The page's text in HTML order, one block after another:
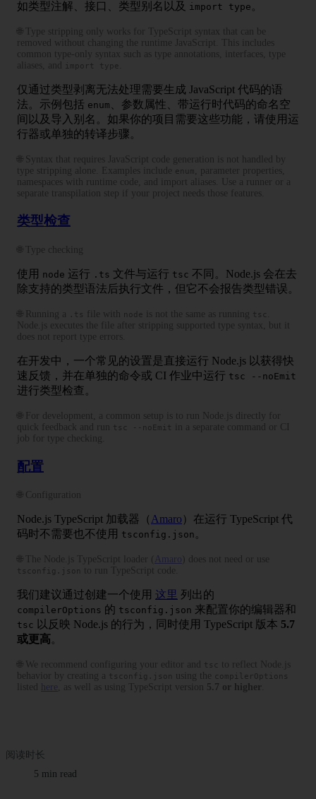
如类型注解、接口、类型别名以及 import type 。
🌐 Type stripping only works for TypeScript syntax that can be
removed without changing the runtime JavaScript. This includes
common type-only syntax such as type annotations, interfaces, type
aliases, and import type
仅通过类型剥离无法处理需要生成 JavaScript 代码的语
法。示例包括 enum
、参数属性、带运行时代码的命名空
间以及导入别名。如果你的项目需要这些功能，请使用运
行器或单独的转译步骤。
🌐 Syntax that requires JavaScript code generation is not handled by
type stripping alone. Examples include
enum
, parameter properties,
namespaces with runtime code, and import aliases. Use a runner or a
separate transpilation step if your project needs those features.
类型检查
🌐 Type checking
使用 node 运行 .ts 文件与运行 tsc 不同。Node.js 会在去
除支持的类型语法后执行文件，但它不会报告类型错误。
🌐 Running a .ts file with node is not the same as running tsc
Node.js executes the file after stripping supported type syntax, but it
does not report type errors.
在开发中，一个常见的设置是直接运行 Node.js 以获得快
速反馈，并在单独的命令或 CI 作业中运行 tsc --noEmit
进行类型检查。
🌐 For development, a common setup is to run Node.js directly for
quick feedback and run tsc --noEmit
in a separate command or CI
job for type checking.
配置
🌐 Configuration
Node.js TypeScript 加载器（ Amaro ）在运行 TypeScript 代
码时不需要也不使用 tsconfig.json 。
🌐 The Node.js TypeScript loader ( Amaro ) does not need or use
tsconfig.json to run TypeScript code.
我们建议通过创建一个使用 这里 列出的
compilerOptions 的 tsconfig.json 来配置你的编辑器和
tsc 以反映 Node.js 的行为，同时使用 TypeScript 版本 5.7
或更高。
🌐 We recommend configuring your editor and tsc to reflect Node.js
behavior by creating a tsconfig.json using the compilerOptions
listed here , as well as using TypeScript version 5.7 or higher
阅读时长
5 min read